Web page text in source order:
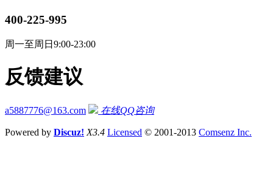
400-225-995
周一至周日9:00-23:00
反馈建议
a5887776@163.com 在线QQ咨询
Powered by Discuz! X3.4 Licensed © 2001-2013 Comsenz Inc.